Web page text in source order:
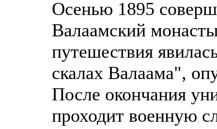
Осенью 1895
Валаамский
путешествия
скалах Валаама",
После окончания
проходит военную